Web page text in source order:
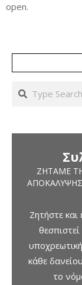
open.
Search
ΖΗΤΆΜΕ
Ζητήστε
κάθε
το